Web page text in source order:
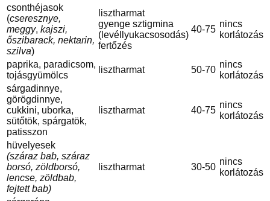
csonthéjasok
(cseresznye,
meggy, kajszi,
őszibarack, nektarin,
szilva)
lisztharmat
gyenge sztigmina
(levéllyukacsosodás)
fertőzés
40-75
nincs
korlátozás
paprika, paradicsom,
tojásgyümölcs
lisztharmat 50-70
nincs
korlátozás
sárgadinnye,
görögdinnye,
cukkini, uborka,
sütőtök, spárgatök,
patisszon
lisztharmat 40-75
nincs
korlátozás
hüvelyesek
(száraz bab, száraz
borsó, zöldborsó,
lencse, zöldbab,
fejtett bab)
lisztharmat 30-50
nincs
korlátozás